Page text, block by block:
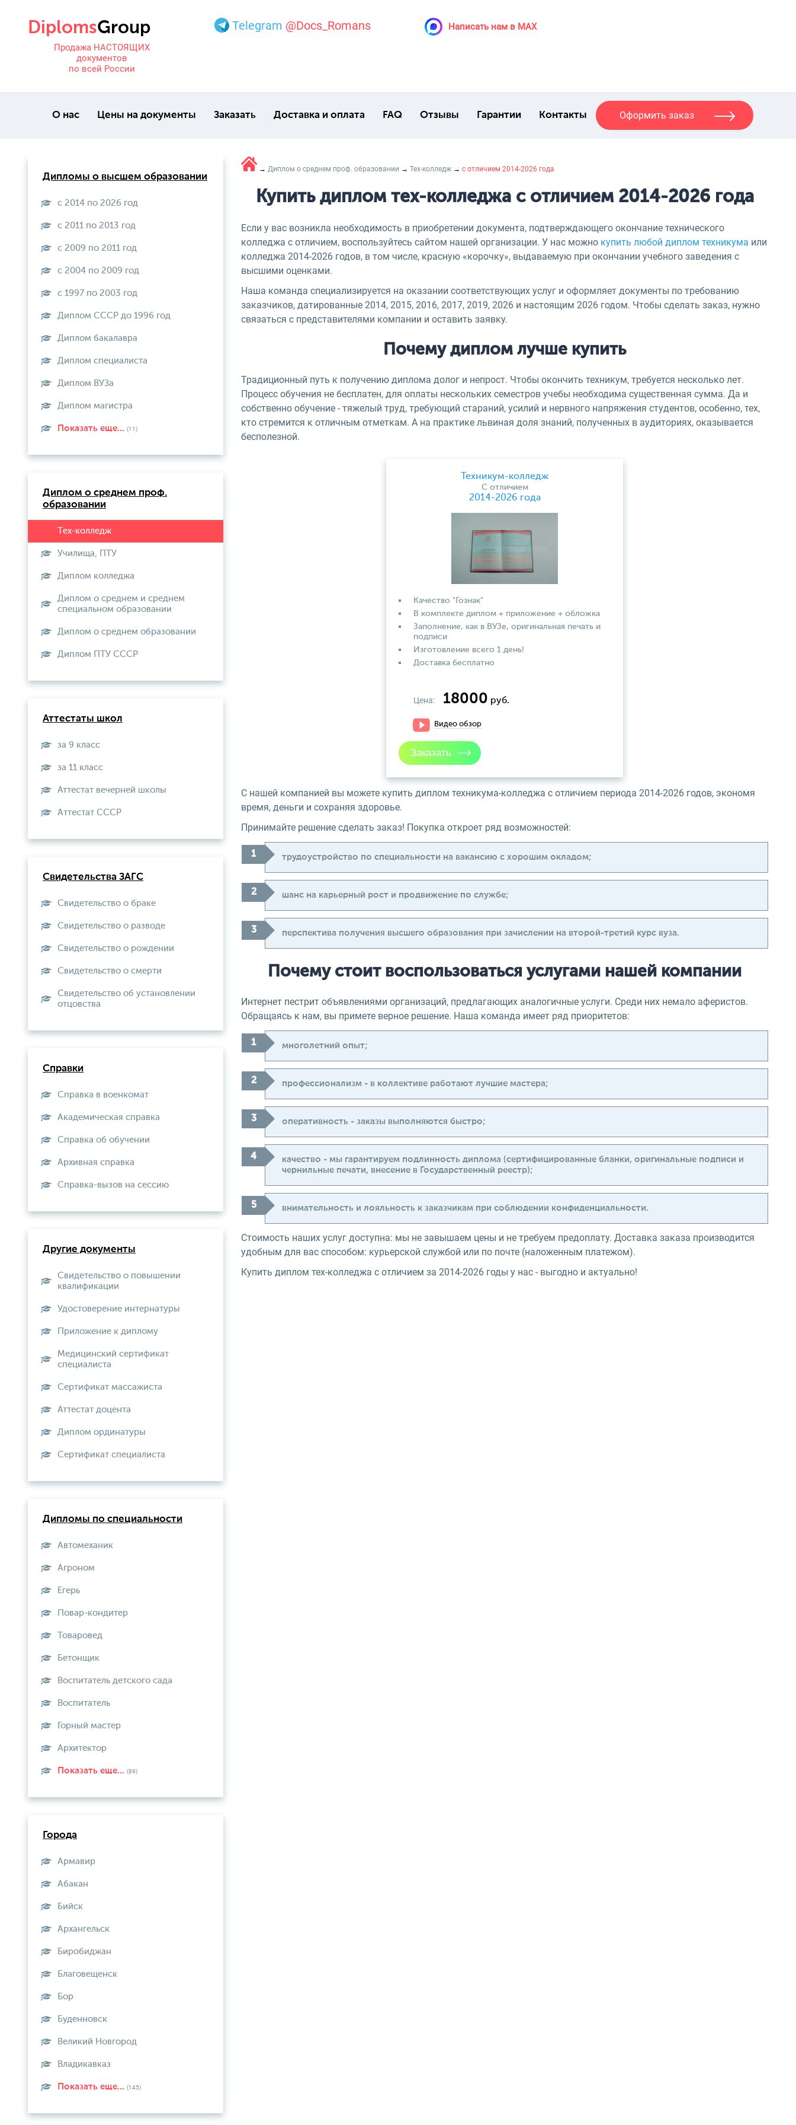
Продажа НАСТОЯЩИХ
документов
по всей России
Telegram @Docs_Romans Написать нам в MAX
О нас Цены на документы Заказать Доставка и оплата FAQ Отзывы Гарантии Контакты Оформить заказ
→ Диплом о среднем проф. образовании → Тех-колледж → с отличием 2014-2026 года
Купить диплом тех-колледжа с отличием 2014-2026 года
Если у вас возникла необходимость в приобретении документа, подтверждающего окончание технического
колледжа с отличием, воспользуйтесь сайтом нашей организации. У нас можно купить любой диплом техникума или
колледжа 2014-2026 годов, в том числе, красную «корочку», выдаваемую при окончании учебного заведения с
высшими оценками.
Наша команда специализируется на оказании соответствующих услуг и оформляет документы по требованию
заказчиков, датированные 2014, 2015, 2016, 2017, 2019, 2026 и настоящим 2026 годом. Чтобы сделать заказ, нужно
связаться с представителями компании и оставить заявку.
Почему диплом лучше купить
Традиционный путь к получению диплома долог и непрост. Чтобы окончить техникум, требуется несколько лет.
Процесс обучения не бесплатен, для оплаты нескольких семестров учебы необходима существенная сумма. Да и
собственно обучение - тяжелый труд, требующий стараний, усилий и нервного напряжения студентов, особенно, тех,
кто стремится к отличным отметкам. А на практике львиная доля знаний, полученных в аудиториях, оказывается
бесполезной.
Техникум-колледж
С отличием
2014-2026 года
Качество "Гознак"
В комплекте диплом + приложение + обложка
Заполнение, как в ВУЗе, оригинальная печать и
подписи
Изготовление всего 1 день!
Доставка бесплатно
Цена: 18000 руб.
Видео обзор
С нашей компанией вы можете купить диплом техникума-колледжа с отличием периода 2014-2026 годов, экономя
время, деньги и сохраняя здоровье.
Принимайте решение сделать заказ! Покупка откроет ряд возможностей:
трудоустройство по специальности на вакансию с хорошим окладом;
шанс на карьерный рост и продвижение по службе;
перспектива получения высшего образования при зачислении на второй-третий курс вуза.
Почему стоит воспользоваться услугами нашей компании
Интернет пестрит объявлениями организаций, предлагающих аналогичные услуги. Среди них немало аферистов.
Обращаясь к нам, вы примете верное решение. Наша команда имеет ряд приоритетов:
многолетний опыт;
профессионализм - в коллективе работают лучшие мастера;
оперативность - заказы выполняются быстро;
качество - мы гарантируем подлинность диплома (сертифицированные бланки, оригинальные подписи и
чернильные печати, внесение в Государственный реестр);
внимательность и лояльность к заказчикам при соблюдении конфиденциальности.
Стоимость наших услуг доступна: мы не завышаем цены и не требуем предоплату. Доставка заказа производится
удобным для вас способом: курьерской службой или по почте (наложенным платежом).
Купить диплом тех-колледжа с отличием за 2014-2026 годы у нас - выгодно и актуально!
Дипломы о высшем образовании
с 2014 по 2026 год
с 2011 по 2013 год
с 2009 по 2011 год
с 2004 по 2009 год
с 1997 по 2003 год
Диплом СССР до 1996 год
Диплом бакалавра
Диплом специалиста
Диплом ВУЗа
Диплом магистра
Показать еще... (11)
Диплом о среднем проф.
образовании
Училища, ПТУ
Диплом колледжа
Диплом о среднем и среднем
специальном образовании
Диплом о среднем образовании
Диплом ПТУ СССР
Аттестаты школ
за 9 класс
за 11 класс
Аттестат вечерней школы
Aттестат СССР
Свидетельства ЗАГС
Свидетельство о браке
Свидетельство о разводе
Свидетельство о рождении
Свидетельство о смерти
Свидетельство об установлении
отцовства
Справки
Справка в военкомат
Академическая справка
Справка об обучении
Архивная справка
Справка-вызов на сессию
Другие документы
Свидетельство о повышении
квалификации
Удостоверение интернатуры
Приложение к диплому
Медицинский сертификат
специалиста
Сертификат массажиста
Аттестат доцента
Диплом ординатуры
Сертификат специалиста
Дипломы по специальности
Автомеханик
Агроном
Егерь
Повар-кондитер
Товаровед
Бетонщик
Воспитатель детского сада
Воспитатель
Горный мастер
Архитектор
Показать еще... (89)
Города
Армавир
Абакан
Бийск
Архангельск
Биробиджан
Благовещенск
Бор
Буденновск
Великий Новгород
Владикавказ
Показать еще... (145)